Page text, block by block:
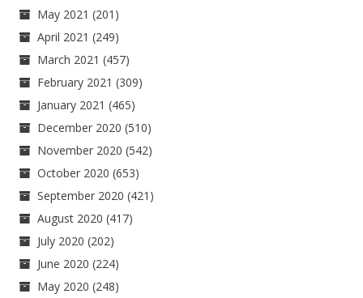
May 2021 (201)
April 2021 (249)
March 2021 (457)
February 2021 (309)
January 2021 (465)
December 2020 (510)
November 2020 (542)
October 2020 (653)
September 2020 (421)
August 2020 (417)
July 2020 (202)
June 2020 (224)
May 2020 (248)